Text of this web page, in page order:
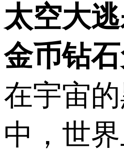
太空大
金币钻
在宇宙
中，世